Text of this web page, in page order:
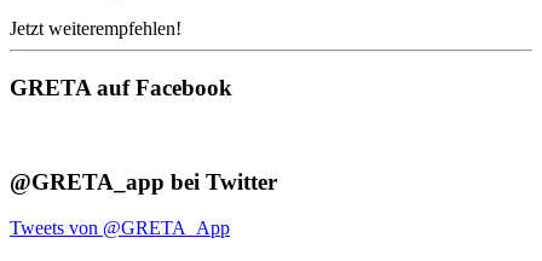
Jetzt weiterempfehlen!
GRETA auf Facebook
@GRETA_app bei Twitter
Tweets von @GRETA_App